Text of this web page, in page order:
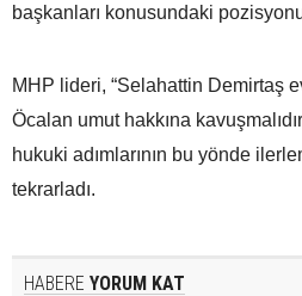
başkanları konusundaki
MHP lideri, “Selahattin Demirtaş
Öcalan umut hakkına
hukuki adımlarının bu yönde
tekrarladı.
HABERE YORUM KAT